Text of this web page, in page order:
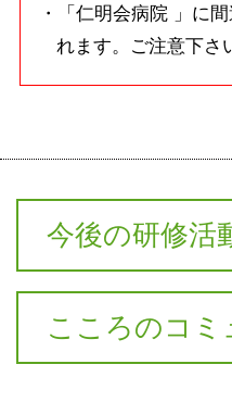
「仁明会病院 」に
れます。ご注意下さ
今後の研修活
こころのコミ